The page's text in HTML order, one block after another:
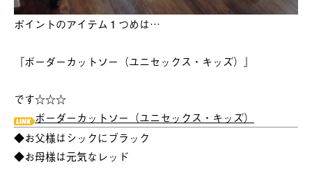
ポイントのアイテム１つめは…
『ボーダーカットソー（ユニセックス・キッズ）』
です☆☆☆
ボーダーカットソー（ユニセックス・キッズ）
◆お父様はシックにブラック
◆お母様は元気なレッド